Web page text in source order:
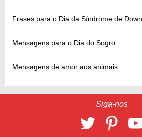
Frases para o Dia da Síndrome de Down
Mensagens para o Dia do Sogro
Mensagens de amor aos animais
Siga-nos